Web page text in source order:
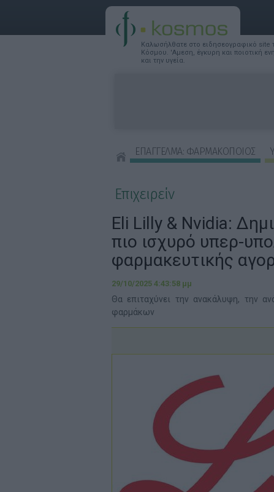
Καλωσήλθατε στο ειδησεογραφικό site
Κόσμου. 'Αμεση, έγκυρη και ποιοτική
και την υγεία.
ΕΠΑΓΓΕΛΜΑ: ΦΑΡΜΑΚΟΠΟΙΟΣ
Επιχειρείν
Eli Lilly & Nvidia:
πιο ισχυρό υπερ-
φαρμακευτικής
29/10/2025 4:43:58 μμ
Θα επιταχύνει την ανακάλυψη, την
φαρμάκων